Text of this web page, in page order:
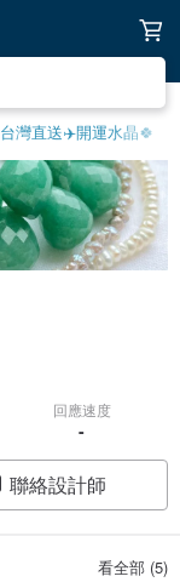
台灣直送✈️開運水晶🍀
回應速度
-
聯絡設計師
看全部 (5)